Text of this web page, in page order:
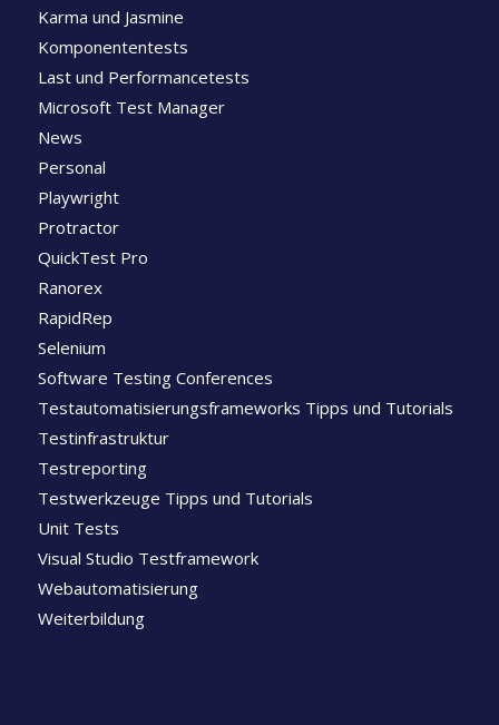
Karma und Jasmine
Komponententests
Last und Performancetests
Microsoft Test Manager
News
Personal
Playwright
Protractor
QuickTest Pro
Ranorex
RapidRep
Selenium
Software Testing Conferences
Testautomatisierungsframeworks Tipps und Tutorials
Testinfrastruktur
Testreporting
Testwerkzeuge Tipps und Tutorials
Unit Tests
Visual Studio Testframework
Webautomatisierung
Weiterbildung